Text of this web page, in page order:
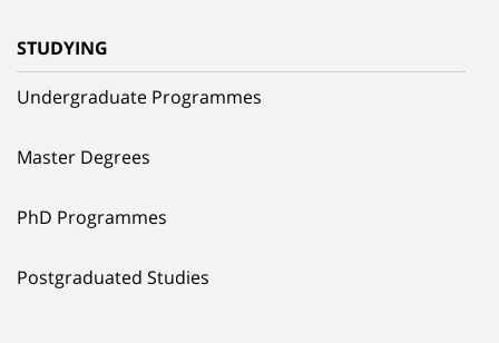
STUDYING
Undergraduate Programmes
Master Degrees
PhD Programmes
Postgraduated Studies